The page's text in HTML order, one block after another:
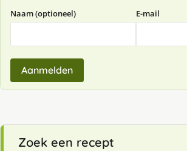
Naam (optioneel) E-mail
Aanmelden
Zoek een recept